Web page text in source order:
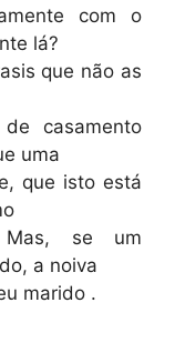
com o
lá?
que não as
casamento
uma
que isto está
Mas, se um
a noiva
marido .